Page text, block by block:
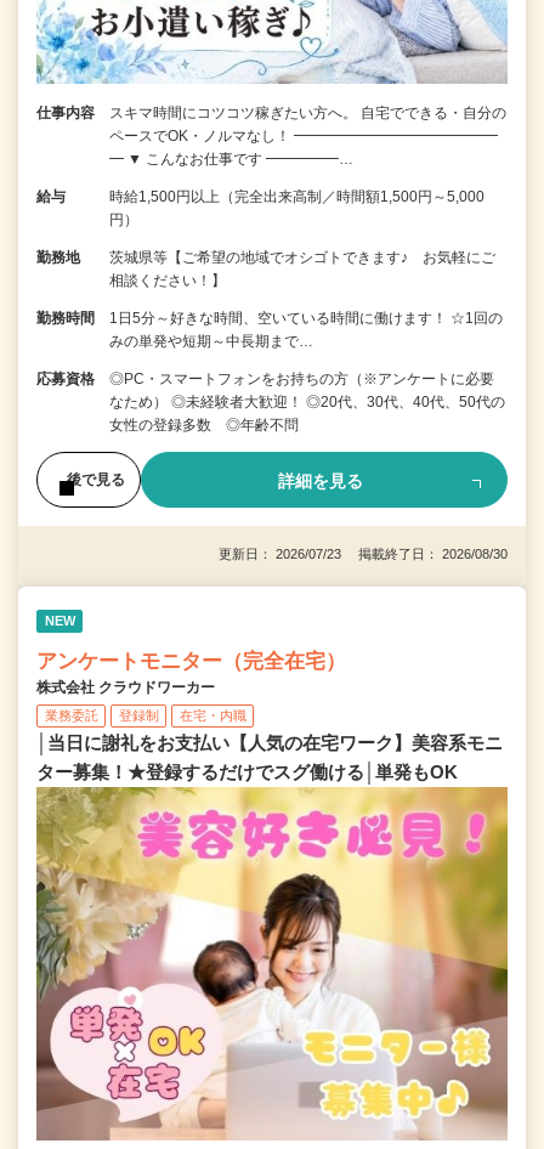
仕事内容
スキマ時間にコツコツ稼ぎたい方へ。 自宅でできる・自分の
ペースでOK・ノルマなし！ ━━━━━━━━━━━━━━
━ ▼ こんなお仕事です ━━━━━…
給与
時給1,500円以上（完全出来高制／時間額1,500円～5,000
円）
勤務地
茨城県等【ご希望の地域でオシゴトできます♪ お気軽にご
相談ください！】
勤務時間
1日5分～好きな時間、空いている時間に働けます！ ☆1回の
みの単発や短期～中長期まで…
応募資格
◎PC・スマートフォンをお持ちの方（※アンケートに必要
なため） ◎未経験者大歓迎！ ◎20代、30代、40代、50代の
女性の登録多数 ◎年齢不問
後で見る 詳細を見る
更新日： 2026/07/23 掲載終了日： 2026/08/30
NEW
アンケートモニター（完全在宅）
株式会社 クラウドワーカー
業務委託 登録制 在宅・内職
│当日に謝礼をお支払い【人気の在宅ワーク】美容系モニ
ター募集！★登録するだけでスグ働ける│単発もOK